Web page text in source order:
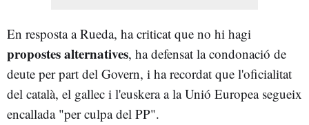
En resposta a Rueda, ha criticat que no hi hagi
propostes alternatives, ha defensat la condonació de
deute per part del Govern, i ha recordat que l'oficialitat
del català, el gallec i l'euskera a la Unió Europea segueix
encallada "per culpa del PP".